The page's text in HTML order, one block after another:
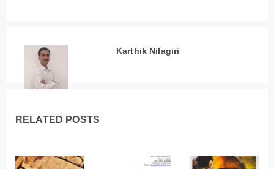
Karthik Nilagiri
RELATED POSTS